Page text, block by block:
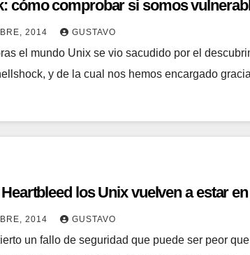
cómo comprobar si somos
2014 GUSTAVO
el mundo Unix se vio sacudido por el
y de la cual nos hemos encargado
los Unix vuelven a estar
2014 GUSTAVO
un fallo de seguridad que puede ser peor